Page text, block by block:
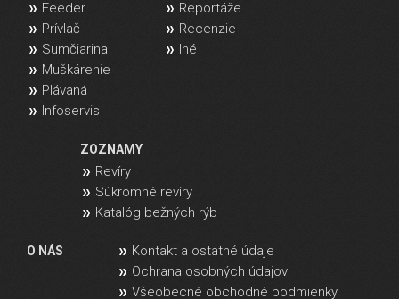
Feeder
Prívlač
Sumčiarina
Muškárenie
Plávaná
Infoservis
Reportáže
Recenzie
Iné
ZOZNAMY
Revíry
Súkromné revíry
Katalóg bežných rýb
O NÁS
Kontakt a ostatné údaje
Ochrana osobných údajov
Všeobecné obchodné podmienky